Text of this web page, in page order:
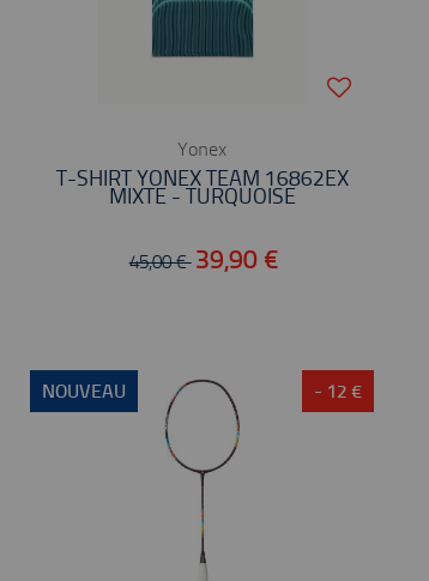
Yonex
T-SHIRT YONEX TEAM 16862EX
MIXTE - TURQUOISE
45,00 € 39,90 €
NOUVEAU - 12 €